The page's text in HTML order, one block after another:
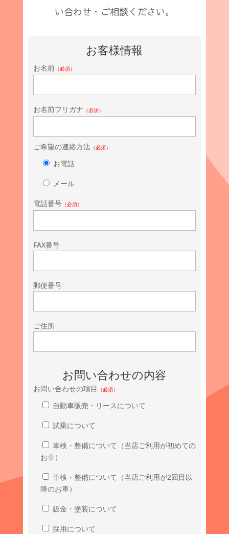
い合わせ・ご相談ください。
お客様情報
お名前（必須）
お名前フリガナ （必須）
ご希望の連絡方法（必須）
お電話
メール
電話番号（必須）
FAX番号
郵便番号
ご住所
お問い合わせの内容
お問い合わせの項目 （必須）
自動車販売・リースについて
試乗について
車検・整備について（当店ご利用が初めての
お車）
車検・整備について（当店ご利用が2回目以
降のお車）
鈑金・塗装について
採用について